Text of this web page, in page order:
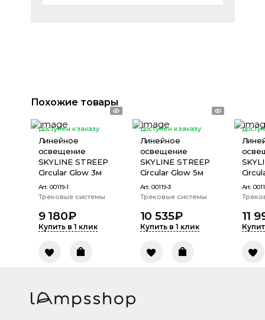
Похожие товары
доступен к заказу
Линейное
освещение
SKYLINE STREEP
Circular Glow 3м
Art: 00119-1
Трековые системы
9 180₽
Купить в 1 клик
доступен к заказу
Линейное
освещение
SKYLINE STREEP
Circular Glow 5м
Art: 00119-3
Трековые системы
10 535₽
Купить в 1 клик
Art:
11